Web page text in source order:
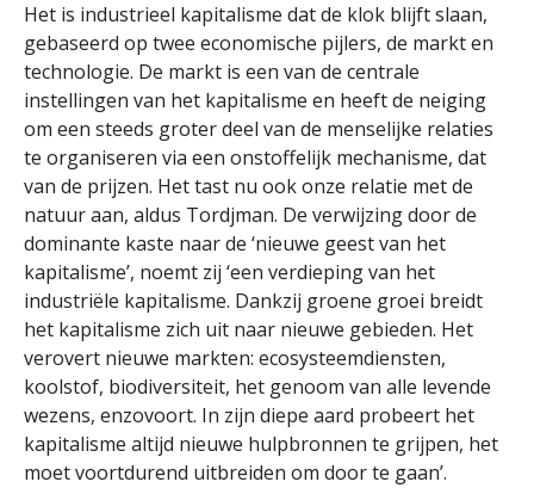
Het is industrieel kapitalisme dat de klok blijft slaan,
gebaseerd op twee economische pijlers, de markt en
technologie. De markt is een van de centrale
instellingen van het kapitalisme en heeft de neiging
om een ​​steeds groter deel van de menselijke relaties
te organiseren via een onstoffelijk mechanisme, dat
van de prijzen. Het tast nu ook onze relatie met de
natuur aan, aldus Tordjman. De verwijzing door de
dominante kaste naar de ‘nieuwe geest van het
kapitalisme’, noemt zij ‘een verdieping van het
industriële kapitalisme. Dankzij groene groei breidt
het kapitalisme zich uit naar nieuwe gebieden. Het
verovert nieuwe markten: ecosysteemdiensten,
koolstof, biodiversiteit, het genoom van alle levende
wezens, enzovoort. In zijn diepe aard probeert het
kapitalisme altijd nieuwe hulpbronnen te grijpen, het
moet voortdurend uitbreiden om door te gaan’.